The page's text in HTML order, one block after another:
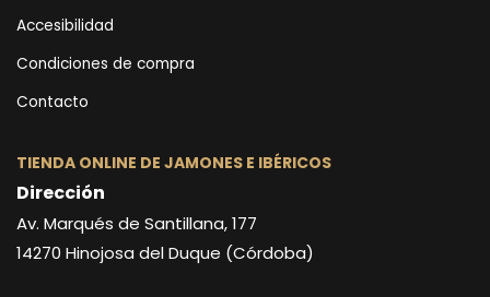
Accesibilidad
Condiciones de compra
Contacto
TIENDA ONLINE DE JAMONES E IBÉRICOS
Dirección
Av. Marqués de Santillana, 177
14270 Hinojosa del Duque (Córdoba)